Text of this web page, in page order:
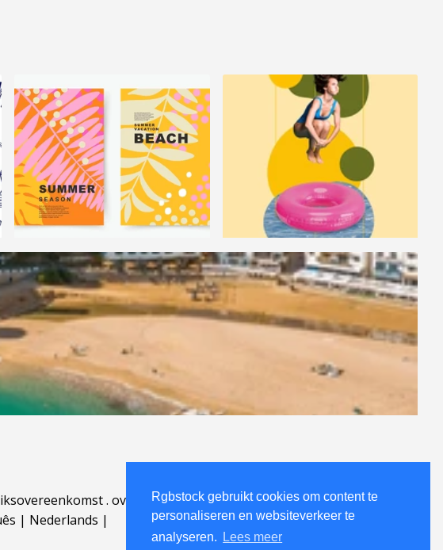
Rgbstock gebruikt cookies om content te
personaliseren en websiteverkeer te
analyseren.
Lees meer
. over
| Nederlands |